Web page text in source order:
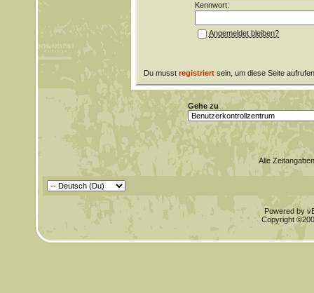
Kennwort:
Angemeldet bleiben?
Du musst registriertsein, um diese Seite
Gehe zu
Alle
Powered by
Copyright